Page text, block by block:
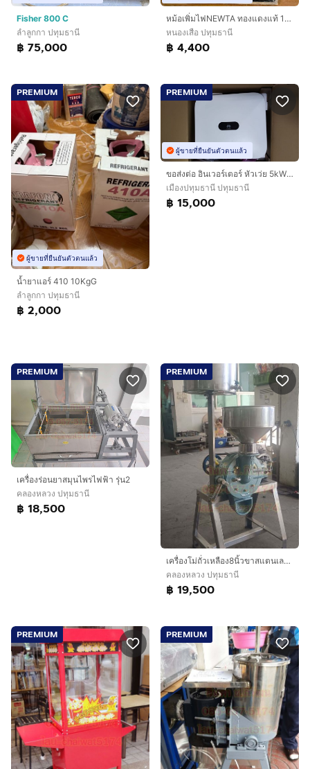
Fisher 800 C
ลำลูกกา ปทุมธานี
฿ 75,000
หม้อเพิ่มไฟNEWTA ทองแดงแท้ 100เปอร์เซ็น 60 แอมป์
หนองเสือ ปทุมธานี
฿ 4,400
PREMIUM
ผู้ขายที่ยืนยันตัวตนแล้ว
น้ำยาแอร์ 410 10KgG
ลำลูกกา ปทุมธานี
฿ 2,000
PREMIUM
ผู้ขายที่ยืนยันตัวตนแล้ว
ขอส่งต่อ อินเวอร์เตอร์ หัวเว่ย 5kW 3 เฟสครับ ใช้งานมา 3 ปี สภาพดี
เมืองปทุมธานี ปทุมธานี
฿ 15,000
PREMIUM
เครื่องร่อนยาสมุนไพรไฟฟ้า รุ่น2
คลองหลวง ปทุมธานี
฿ 18,500
PREMIUM
เครื่องโม่ถั่วเหลือง8นิ้วขาสแตนเลส มอเตอร์บน1แรง
คลองหลวง ปทุมธานี
฿ 19,500
PREMIUM PREMIUM